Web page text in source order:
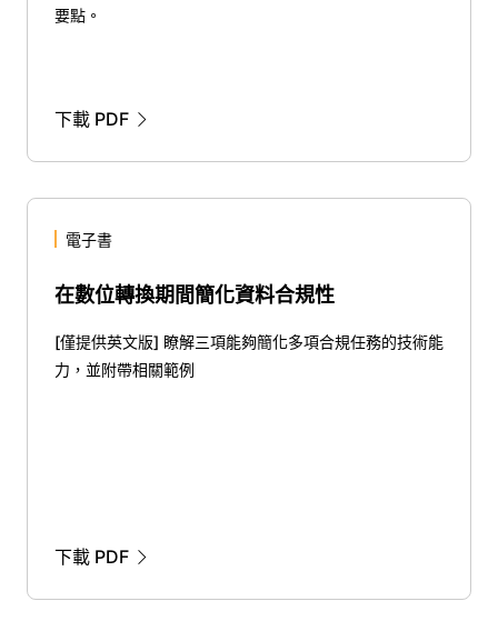
要點。
下載 PDF
電子書
在數位轉換期間簡化資料合規性
[僅提供英文版] 瞭解三項能夠簡化多項合規任務的技術能
力，並附帶相關範例
下載 PDF